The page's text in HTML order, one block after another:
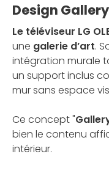
Design
Le téléviseur LG
une galerie d’art.
intégration murale
un support inclus
mur sans espace
Ce concept "
bien le contenu
intérieur.